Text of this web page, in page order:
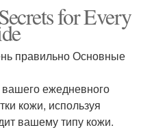
for Every
правильно Основные
ежедневного
кожи, используя
вашему типу кожи.